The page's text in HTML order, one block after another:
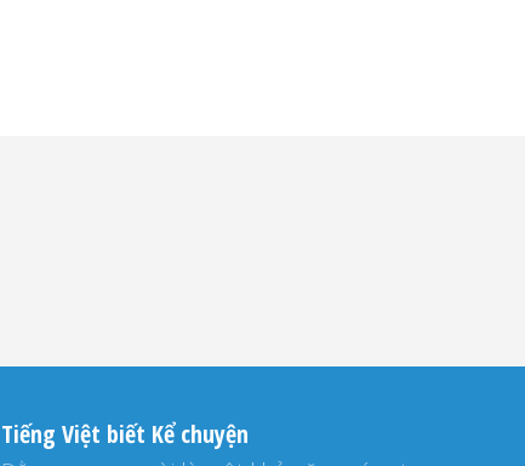
Tiếng Việt biết Kể chuyện